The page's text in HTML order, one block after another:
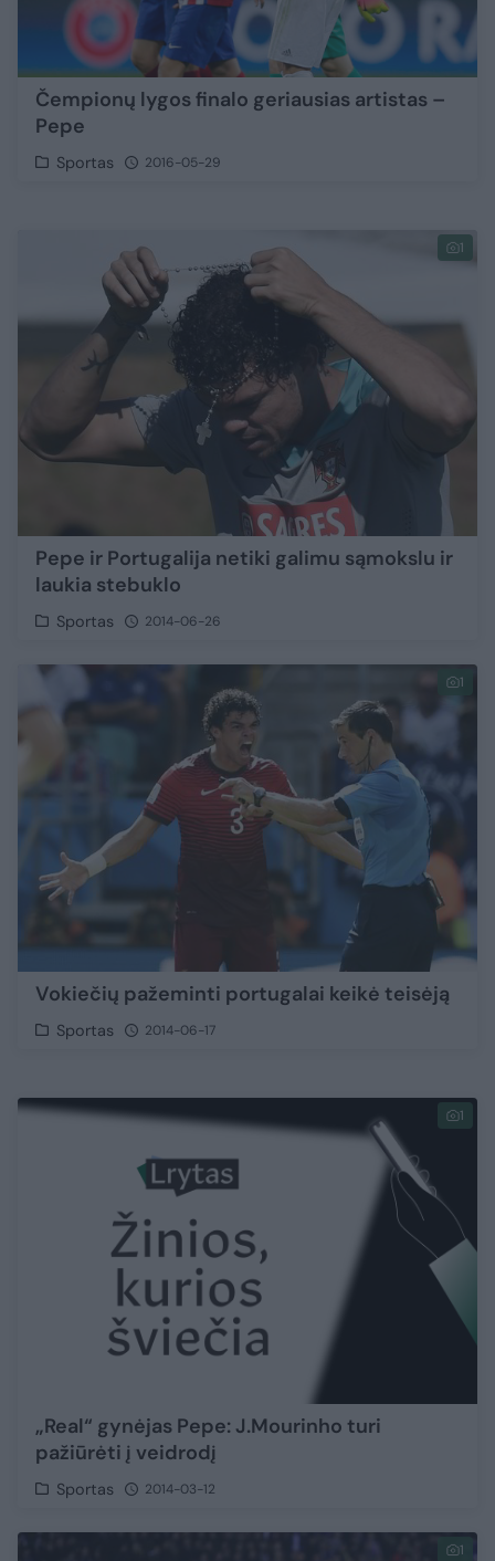
Čempionų lygos finalo geriausias artistas –
Pepe
Sportas 2016-05-29
1
Pepe ir Portugalija netiki galimu sąmokslu ir
laukia stebuklo
Sportas 2014-06-26
1
Vokiečių pažeminti portugalai keikė teisėją
Sportas 2014-06-17
1
„Real“ gynėjas Pepe: J.Mourinho turi
pažiūrėti į veidrodį
Sportas 2014-03-12
1